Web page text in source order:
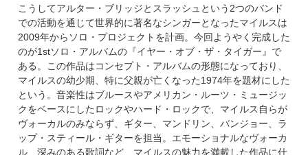
こうしてアルター・ブリッジとスラッシュという2つのバンド
での活動を通じて世界的に著名なシンガーとなったマイルスは
2009年からソロ・プロジェクトを計画。今回ようやく完成した
のが1stソロ・アルバムの『イヤー・オブ・ザ・タイガー』で
ある。この作品はコンセプト・アルバムの形態になっており、
マイルスの幼少期、特に父親が亡くなった1974年を題材にした
という。音楽性はブルースやアメリカン・ルーツ・ミュージッ
クをベースにしたロックやハード・ロックで、マイルス自らが
ヴォーカルのみならず、ギター、マンドリン、バンジョー、ラ
ップ・スティール・ギターを担当。エモーショナルなヴォーカ
ル、深みのある歌詞など、マイルスの魅力を満載した作品に仕